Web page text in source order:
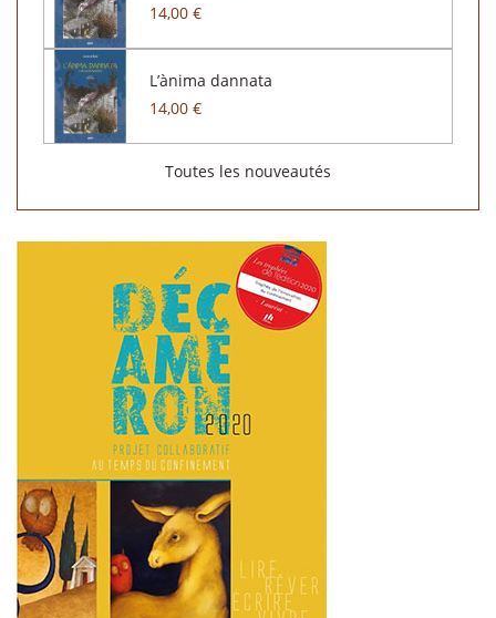
14,00 €
L’ànima dannata
14,00 €
Toutes les nouveautés